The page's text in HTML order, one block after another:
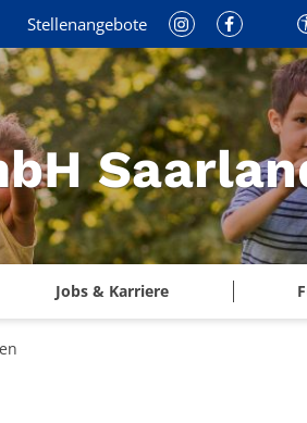
Jobs & Karriere
Stellenangebote